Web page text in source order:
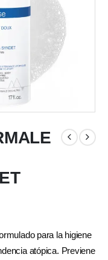
para la higiene
atópica. Previene